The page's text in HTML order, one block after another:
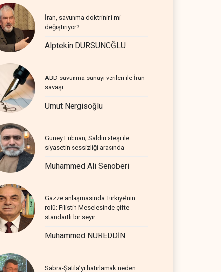
İran, savunma doktrinini mi
değiştiriyor?
Alptekin DURSUNOĞLU
ABD savunma sanayi verileri ile İran
savaşı
Umut Nergisoğlu
Güney Lübnan; Saldırı ateşi ile
siyasetin sessizliği arasında
Muhammed Ali Senoberi
Gazze anlaşmasında Türkiye’nin
rolü: Filistin Meselesinde çifte
standartlı bir seyir
Muhammed NUREDDİN
Sabra-Şatila’yı hatırlamak neden